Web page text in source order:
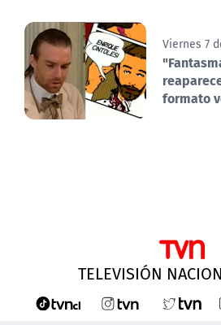
Viernes 7
formato
TELEVISIÓN